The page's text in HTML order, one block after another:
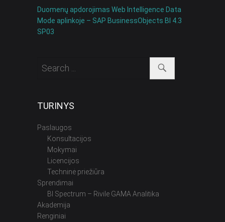
Duomenų apdorojimas Web Intelligence Data
Mode aplinkoje – SAP BusinessObjects BI 4.3
SP03
TURINYS
Paslaugos
Konsultacijos
Mokymai
Licencijos
Techninė priežiūra
Sprendimai
BI Spectrum – Rivile GAMA Analitika
Akademija
Renginiai